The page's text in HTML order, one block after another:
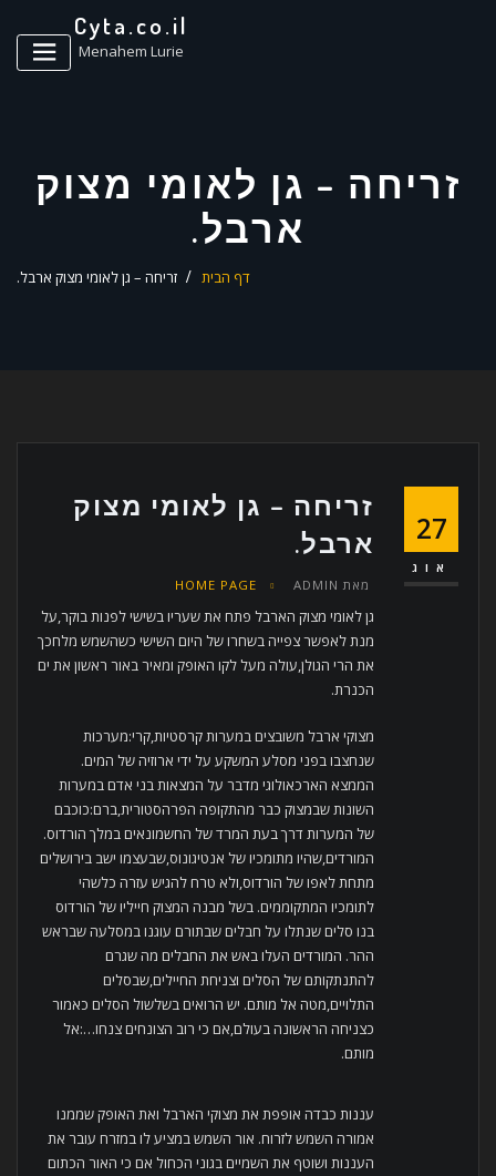
Cyta.co.il
Menahem Lurie
זריחה – גן לאומי מצוק
ארבל.
דף הבית זריחה – גן לאומי מצוק ארבל.
27
אוג
זריחה – גן לאומי מצוק
ארבל.
מאת ADMIN
HOME PAGE
גן לאומי מצוק הארבל פתח את שעריו בשישי לפנות בוקר,על
מנת לאפשר צפייה בשחרו של היום השישי כשהשמש מלחכך
את הרי הגולן,עולה מעל לקו האופק ומאיר באור ראשון את ים
הכנרת.
מצוקי ארבל משובצים במערות קרסטיות,קרי:מערכות
שנחצבו בפני מסלע המשקע על ידי ארוזיה של המים.
הממצא הארכאולוגי מדבר על המצאות בני אדם במערות
השונות שבמצוק כבר מהתקופה הפרהסטורית,ברם:כוכבם
של המערות דרך בעת המרד של החשמונאים במלך הורדוס.
המורדים,שהיו מתומכיו של אנטיגונוס,שבעצמו ישב בירושלים
מתחת לאפו של הורדוס,ולא טרח להגיש עזרה כלשהי
לתומכיו המתקוממים. בשל מבנה המצוק חייליו של הורדוס
בנו סלים שנתלו על חבלים שבתורם עוגנו במסלעה שבראש
ההר. המורדים העלו באש את החבלים מה שגרם
להתנתקותם של הסלים וצניחת החיילים,שבסלים
התלויים,מטה אל מותם. יש הרואים בשלשול הסלים כאמור
כצניחה הראשונה בעולם,אם כי רוב הצונחים צנחו…:אל
מותם.
עננות כבדה אופפת את מצוקי הארבל ואת האופק שממנו
אמורה השמש לזרוח. אור השמש במציע לו במזרח עובר את
העננות ושוטף את השמיים בגוני הכחול אם כי האור הכתום